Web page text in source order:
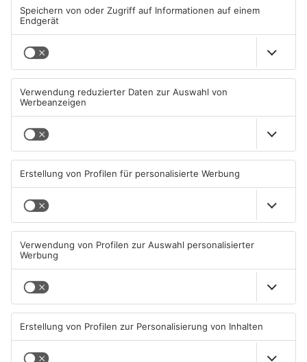
Müll wird in Kreisen
Aschaffenburg und
Miltenberg früher abgeholt
07.08.2026, 09:25 UHR IN
PRIMAVERALAND
TOPNEWS
Primaveraland weisen teils
erhebliche Mängel auf
06.08.2026, 06:37 UHR IN